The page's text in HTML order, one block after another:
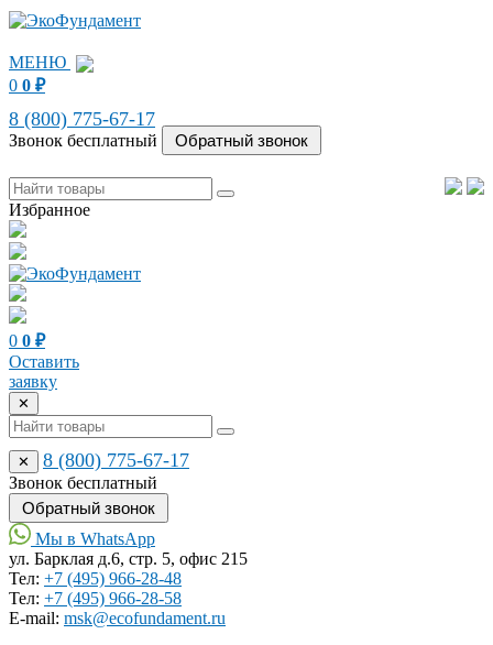
МЕНЮ
0 0 ₽
8 (800) 775-67-17
Звонок бесплатный
Избранное
0 0 ₽
Оставить
заявку
✕
✕ 8 (800) 775-67-17
Звонок бесплатный
Мы в WhatsApp
ул. Барклая д.6, стр. 5, офис 215
Тел: +7 (495) 966-28-48
Тел: +7 (495) 966-28-58
Е-mail: msk@ecofundament.ru